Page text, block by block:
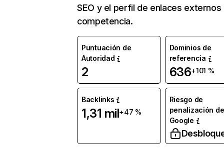
SEO y el perfil de enlaces externos
competencia.
Puntuación de
Autoridad
2
Dominios de
referencia
636+101 %
Backlinks
1,31 mil+47 %
Riesgo de
penalización de
Google